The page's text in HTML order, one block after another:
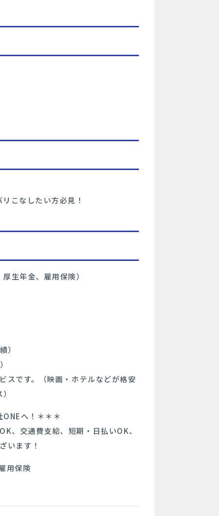
こなしたい方必見！
生年金、雇用保険）
）
スです。（映画・ホテルなどが格安
へ！＊＊＊
、交通費支給、短期・日払いOK、
います！
用保険